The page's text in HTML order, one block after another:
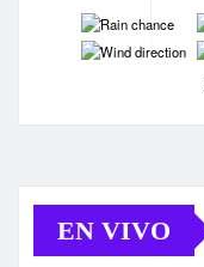
-
-
EN VIVO